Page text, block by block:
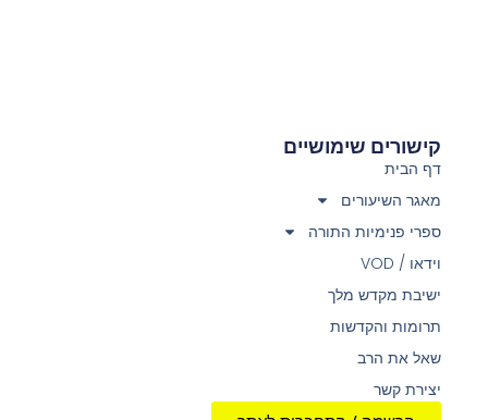
קישורים שימושיים
דף הבית
מאגר השיעורים
ספרי פנימיות התורה
וידאו / VOD
ישיבת מקדש מלך
תרומות והקדשות
שאל את הרב
יצירת קשר